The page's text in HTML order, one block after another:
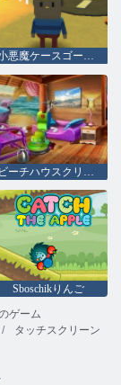
小悪魔ケースゴーストハウス
ビーチハウスクリーニング
Sboschikりんご
ゲーム
タッチスクリーン